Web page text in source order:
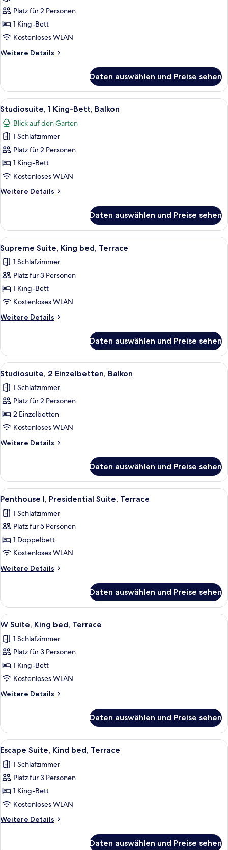
Superior-
Zimmer,
1 King-
Bett,
Balkon
Platz für 2 Personen
1 King-Bett
Kostenloses WLAN
Weitere Details
Weitere
Zimmer,
1 King-
Bett,
Daten auswählen und Preise sehen
Alle
Fotos
für
Studiosuite,
1 King-
Bett,
Balkon
Hochwertige Bettwaren, Minibar,
8
Studiosuite, 1 King-Bett, Balkon
Blick auf den Garten
1 Schlafzimmer
Platz für 2 Personen
1 King-Bett
Kostenloses WLAN
Weitere Details
Weitere
1 King-
Bett,
Balkon
Daten auswählen und Preise sehen
Alle
Fotos
für
Supreme
Suite,
King
bed,
Terrace
Supreme Suite, King bed, Terrace |
9
Supreme Suite, King bed, Terrace
1 Schlafzimmer
Platz für 3 Personen
1 King-Bett
Kostenloses WLAN
Weitere Details
Weitere
Suite,
King
bed,
Daten auswählen und Preise sehen
Alle
Fotos
für
Studiosuite,
2 Einzelbetten,
Balkon
anzeigen
Hochwertige Bettwaren, Minibar,
7
Studiosuite, 2 Einzelbetten, Balkon
1 Schlafzimmer
Platz für 2 Personen
2 Einzelbetten
Kostenloses WLAN
Weitere Details
Weitere
2 Einzelbetten,
Balkon
Daten auswählen und Preise sehen
Alle
Fotos
für
Penthouse
I,
Presidential
Suite,
Terrace
Ein Hotelzimmer mit einem Bett,
2
Penthouse I, Presidential Suite, Terrace
1 Schlafzimmer
Platz für 5 Personen
1 Doppelbett
Kostenloses WLAN
Weitere Details
Weitere
I,
Presidential
Suite,
Daten auswählen und Preise sehen
Alle
Fotos
für
W
Suite,
King
bed,
Terrace
W Suite, King bed, Terrace |
12
W Suite, King bed, Terrace
1 Schlafzimmer
Platz für 3 Personen
1 King-Bett
Kostenloses WLAN
Weitere Details
Weitere
Suite,
King
bed,
Terrace
Daten auswählen und Preise sehen
Alle
Fotos
für
Escape
Suite,
Kind
bed,
Terrace
Escape Suite, Kind bed, Terrace |
14
Escape Suite, Kind bed, Terrace
1 Schlafzimmer
Platz für 3 Personen
1 King-Bett
Kostenloses WLAN
Weitere Details
Weitere
Daten auswählen und Preise sehen